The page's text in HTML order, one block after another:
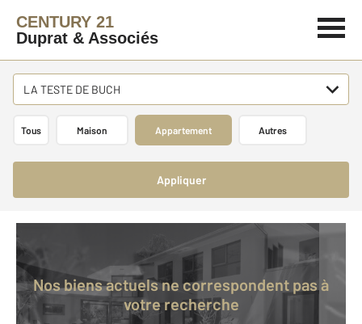
CENTURY 21
Duprat & Associés
LA TESTE DE BUCH
Tous Maison Appartement Autres
Appliquer
Nos biens actuels ne correspondent pas à
votre recherche